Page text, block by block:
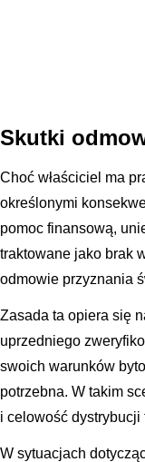
Skutki
Choć właściciel ma
określonymi
pomoc finansową,
traktowane jako brak
odmowie przyznania
Zasada ta opiera się
uprzedniego
swoich warunków
potrzebna. W takim
i celowość
W sytuacjach